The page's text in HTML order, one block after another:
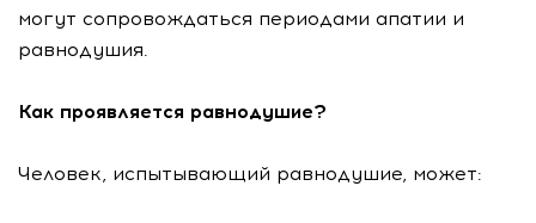
могут сопровождаться периодами апатии и
равнодушия.
Как проявляется равнодушие?
Человек, испытывающий равнодушие, может: